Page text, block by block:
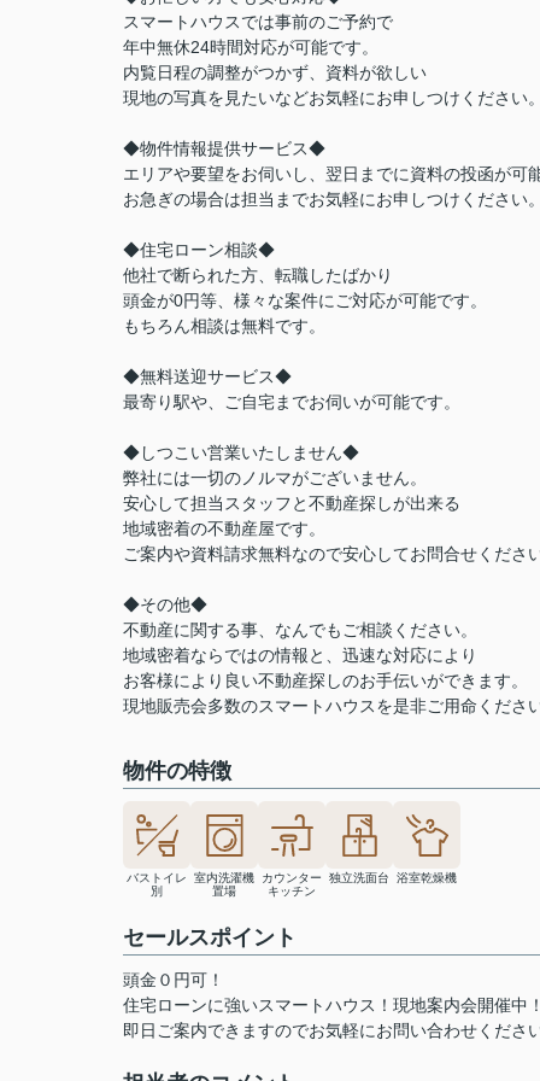
スマートハウスでは事前のご予約で
年中無休24時間対応が可能です。
内覧日程の調整がつかず、資料が欲しい
現地の写真を見たいなどお気軽にお申しつけください。
◆物件情報提供サービス◆
エリアや要望をお伺いし、翌日までに資料の投函が可
お急ぎの場合は担当までお気軽にお申しつけください。
◆住宅ローン相談◆
他社で断られた方、転職したばかり
頭金が0円等、様々な案件にご対応が可能です。
もちろん相談は無料です。
◆無料送迎サービス◆
最寄り駅や、ご自宅までお伺いが可能です。
◆しつこい営業いたしません◆
弊社には一切のノルマがございません。
安心して担当スタッフと不動産探しが出来る
地域密着の不動産屋です。
ご案内や資料請求無料なので安心してお問合せください
◆その他◆
不動産に関する事、なんでもご相談ください。
地域密着ならではの情報と、迅速な対応により
お客様により良い不動産探しのお手伝いができます。
現地販売会多数のスマートハウスを是非ご用命ください
物件の特徴
バストイレ
別
室内洗濯機
置場
カウンター
キッチン
独立洗面台 浴室乾燥機
セールスポイント
頭金０円可！
住宅ローンに強いスマートハウス！現地案内会開催中！
即日ご案内できますのでお気軽にお問い合わせくださ